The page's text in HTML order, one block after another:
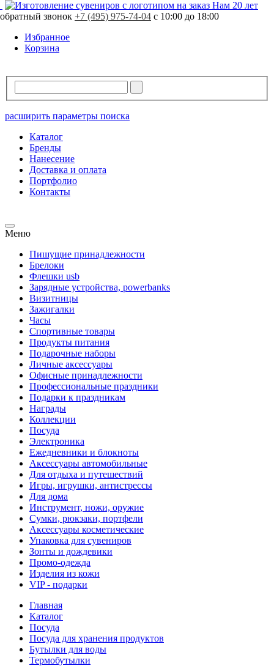
Нам 20 лет
обратный звонок +7 (495) 975-74-04 с 10:00 до 18:00
Избранное
Корзина
расширить параметры поиска
Каталог
Бренды
Нанесение
Доставка и оплата
Портфолио
Контакты
Меню
Пишущие принадлежности
Брелоки
Флешки usb
Зарядные устройства, powerbanks
Визитницы
Зажигалки
Часы
Спортивные товары
Продукты питания
Подарочные наборы
Личные аксессуары
Офисные принадлежности
Профессиональные праздники
Подарки к праздникам
Награды
Коллекции
Посуда
Электроника
Ежедневники и блокноты
Аксессуары автомобильные
Для отдыха и путешествий
Игры, игрушки, антистрессы
Для дома
Инструмент, ножи, оружие
Сумки, рюкзаки, портфели
Аксессуары косметические
Упаковка для сувениров
Зонты и дождевики
Промо-одежда
Изделия из кожи
VIP - подарки
Главная
Каталог
Посуда
Посуда для хранения продуктов
Бутылки для воды
Термобутылки
Свободно635 шт.
В резерве 0 шт.